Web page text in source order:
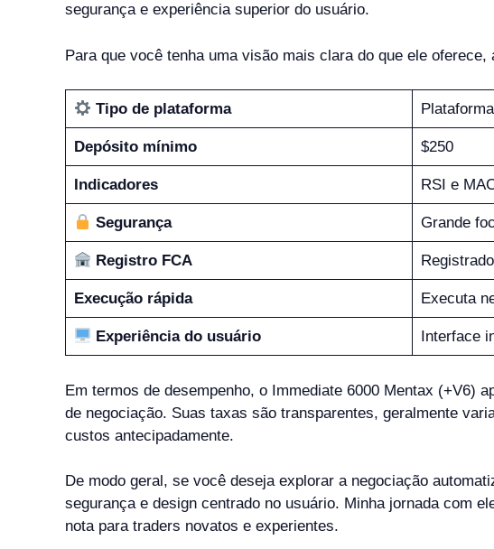
segurança e experiência superior do usuário.
Para que você tenha uma visão mais clara do que ele
Tipo de plataforma
Depósito mínimo $250
Indicadores RSI e
Segurança Grande
Registro FCA
Execução rápida Executa
Experiência do usuário Interface
Em termos de desempenho, o Immediate 6000 Mentax (+V6)
de negociação. Suas taxas são transparentes, geralmente
custos antecipadamente.
De modo geral, se você deseja explorar a negociação
segurança e design centrado no usuário. Minha jornada com
nota para traders novatos e experientes.